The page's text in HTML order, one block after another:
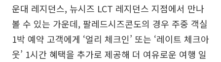
운대 레지던스, 뉴시즈 LCT 레지던스 지점에서 만나
볼 수 있는 가운데, 팔레드시즈콘도의 경우 주중 객실
1박 예약 고객에게 ‘얼리 체크인’ 또는 ‘레이트 체크아
웃’ 1시간 혜택을 추가로 제공해 더 여유로운 여행 일